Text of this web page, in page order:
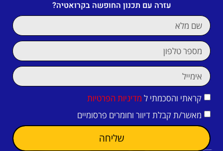
עזרה עם תכנון החופשה בקרואטיה?
קראתי והסכמתי ל מדיניות הפרטיות
מאשר/ת קבלת דיוור וחומרים פרסומיים
שליחה